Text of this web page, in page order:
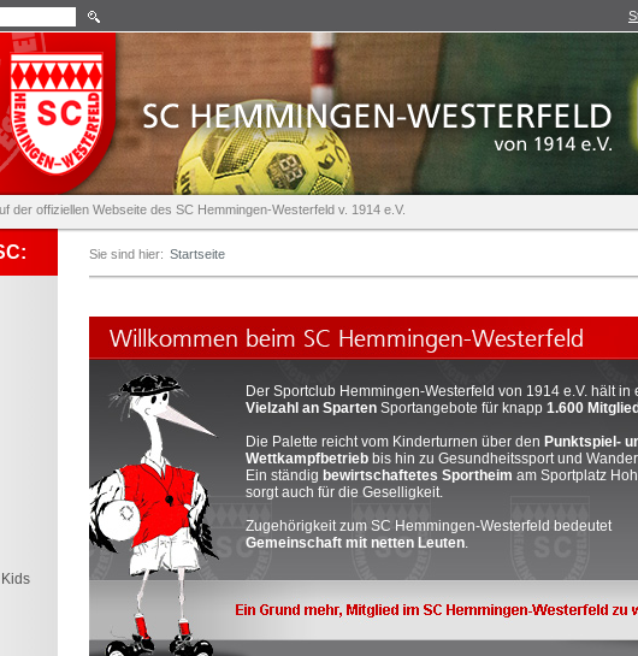
der offiziellen Webseite des SC Hemmingen-Westerfeld v. 1914 e.V.
Sie sind hier: Startseite
Der Sportclub Hemmingen-Westerfeld von 1914 e.V. hält in
Vielzahl an Sparten Sportangebote für knapp 1.600
Die Palette reicht vom Kinderturnen über den Punktspiel-
Wettkampfbetrieb bis hin zu Gesundheitssport und
Ein ständig bewirtschaftetes Sportheim am Sportplatz
sorgt auch für die Geselligkeit.
Zugehörigkeit zum SC Hemmingen-Westerfeld bedeutet
Gemeinschaft mit netten Leuten.